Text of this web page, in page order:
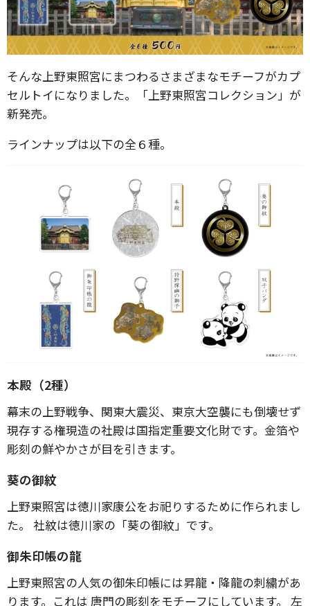
そんな上野東照宮にまつわるさまざまなモチーフがカプ
セルトイになりました。「上野東照宮コレクション」が
新発売。
ラインナップは以下の全６種。
本殿（2種）
幕末の上野戦争、関東大震災、東京大空襲にも倒壊せず
現存する権現造の社殿は国指定重要文化財です。金箔や
彫刻の鮮やかさが目を引きます。
葵の御紋
上野東照宮は徳川家康公をお祀りするために作られまし
た。 社紋は徳川家の「葵の御紋」です。
御朱印帳の龍
上野東照宮の人気の御朱印帳には昇龍・降龍の刺繍があ
ります。これは 唐門の彫刻をモチーフにしています。 左